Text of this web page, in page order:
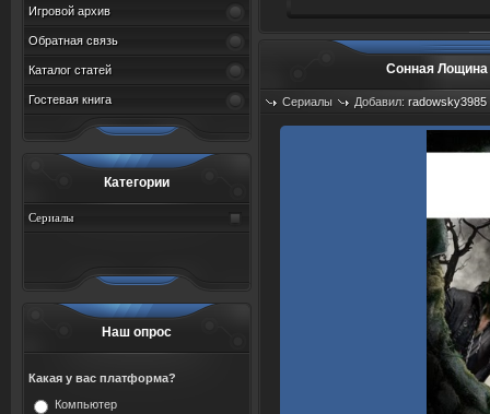
Игровой архив
Обратная связь
Каталог статей
Гостевая книга
Категории
Сериалы
Наш опрос
Какая у вас платформа?
Компьютер
Сонная Лощина
Сериалы Добавил: radowsky3985
Просмотров: 430